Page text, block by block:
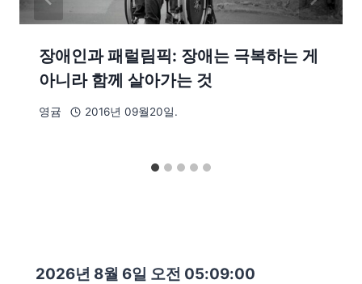
장애인과 패럴림픽: 장애는 극복하는 게
아니라 함께 살아가는 것
영귬 2016년 09월20일.
2026년 8월 6일 오전 05:09:01